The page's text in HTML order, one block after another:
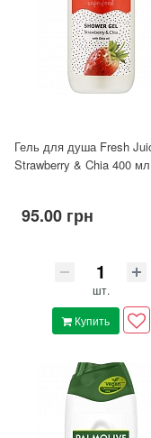
Гель для душа Fresh
Strawberry & Chia 400 мл
95.00 грн
шт.
Купить